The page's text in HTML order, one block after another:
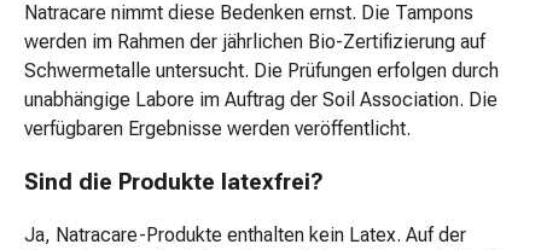
Haarstyling-
Tools
Intimpflege
Binden
Menstruationsunterwäsche
Intimpflegetücher
Waschlotions
Natracare nimmt diese Bedenken ernst. Die Tampons
werden im Rahmen der jährlichen Bio-Zertifizierung auf
Schwermetalle untersucht. Die Prüfungen erfolgen durch
unabhängige Labore im Auftrag der Soil Association. Die
verfügbaren Ergebnisse werden veröffentlicht.
Sind die Produkte latexfrei?
Ja, Natracare-Produkte enthalten kein Latex. Auf der